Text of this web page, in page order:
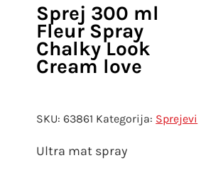
Sprej 300 ml
Fleur Spray
Chalky Look
Cream love
SKU:63861 Kategorija: Sprejevi
Ultra mat spray